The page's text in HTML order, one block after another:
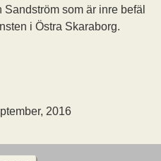
Sandström som är inre befäl
i Östra Skaraborg.
2016